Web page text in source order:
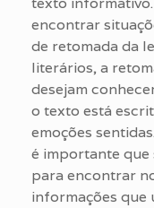
encontrar
de retomada da
literários, a
desejam
o texto está
emoções
é importante
para encontrar
informações que